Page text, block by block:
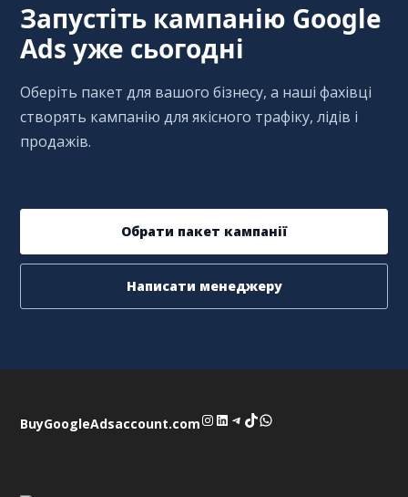
Запустіть кампанію Google
Ads уже сьогодні
Оберіть пакет для вашого бізнесу, а наші фахівці
створять кампанію для якісного трафіку, лідів і
продажів.
Обрати пакет кампанії
Написати менеджеру
BuyGoogleAdsaccount.comInstagram
LinkedIn
Telegram
TikTok
WhatsApp